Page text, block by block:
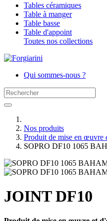
Tables céramiques
Table à manger
Table basse
Table d'appoint
Toutes nos collections
Qui sommes-nous ?
Nos produits
Produit de mise en œuvre
SOPRO DF10 1065
JOINT DF10